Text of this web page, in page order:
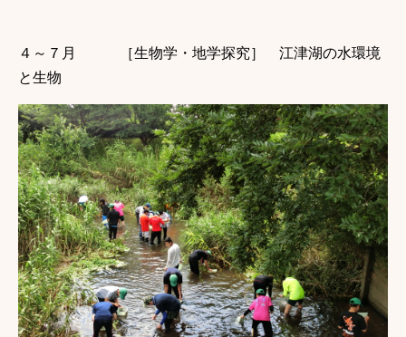
４～７月 ［生物学・地学探究］ 江津湖の水環境
と生物